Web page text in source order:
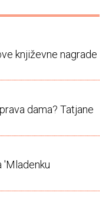
književne nagrade
dama? Tatjane
'Mladenku